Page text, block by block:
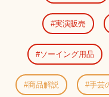
実演販売
ソーイング用品
商品解説 手芸